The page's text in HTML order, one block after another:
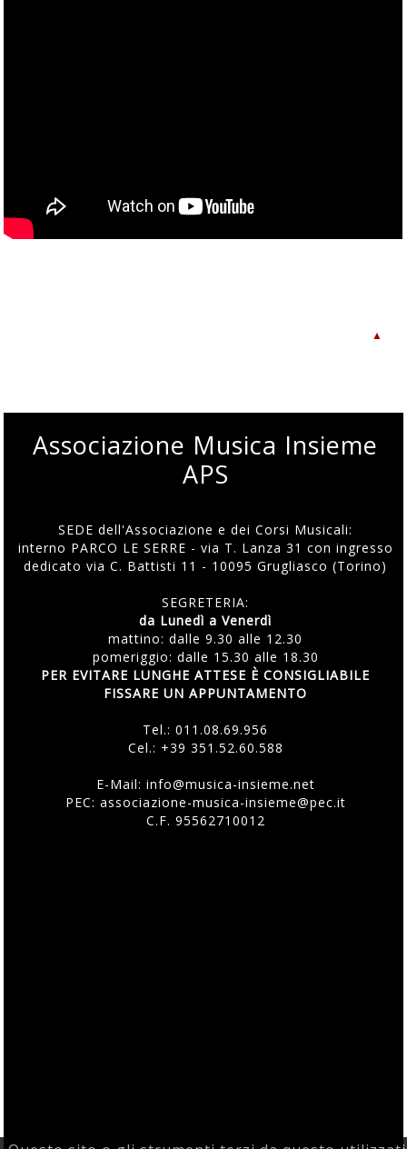
▲
Associazione Musica Insieme
APS
SEDE dell'Associazione e dei Corsi Musicali:
interno PARCO LE SERRE - via T. Lanza 31 con ingresso
dedicato via C. Battisti 11 - 10095 Grugliasco (Torino)
SEGRETERIA:
da Lunedì a Venerdì
mattino: dalle 9.30 alle 12.30
pomeriggio: dalle 15.30 alle 18.30
PER EVITARE LUNGHE ATTESE È CONSIGLIABILE
FISSARE UN APPUNTAMENTO
Tel.:011.08.69.956
Cel.: +39 351.52.60.588
E-Mail: info@musica-insieme.net
PEC: associazione-musica-insieme@pec.it
C.F. 95562710012